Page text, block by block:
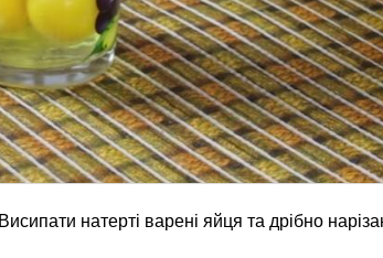
натерті варені яйця та дрібно